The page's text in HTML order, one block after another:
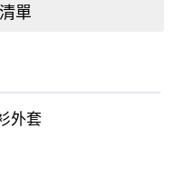
單
外套